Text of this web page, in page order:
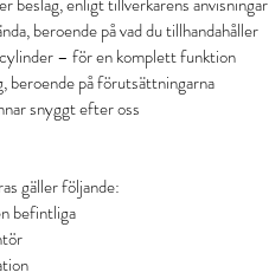
beroende på vad du tillhandahåller
– för en komplett funktion
beroende på förutsättningarna
snyggt efter oss
gäller följande:
befintliga